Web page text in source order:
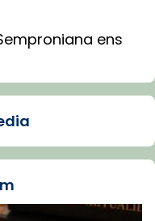
ens
Tortosa, ha